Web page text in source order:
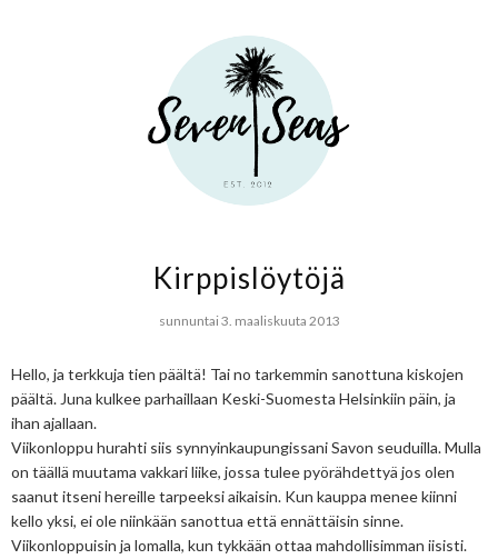
Kirppislöytöjä
sunnuntai 3. maaliskuuta 2013
Hello, ja terkkuja tien päältä! Tai no tarkemmin sanottuna kiskojen
päältä. Juna kulkee parhaillaan Keski-Suomesta Helsinkiin päin, ja
ihan ajallaan.
Viikonloppu hurahti siis synnyinkaupungissani Savon seuduilla. Mulla
on täällä muutama vakkari liike, jossa tulee pyörähdettyä jos olen
saanut itseni hereille tarpeeksi aikaisin. Kun kauppa menee kiinni
kello yksi, ei ole niinkään sanottua että ennättäisin sinne.
Viikonloppuisin ja lomalla, kun tykkään ottaa mahdollisimman iisisti.